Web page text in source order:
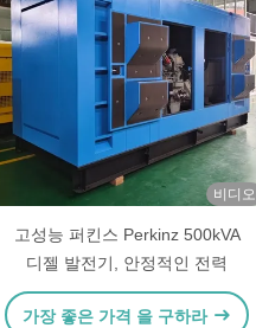
비디오
고성능 퍼킨스 Perkinz 500kVA
디젤 발전기, 안정적인 전력
가장 좋은 가격 을 구하라